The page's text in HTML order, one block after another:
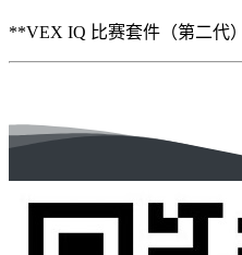
**VEX IQ 比赛套件（第二代